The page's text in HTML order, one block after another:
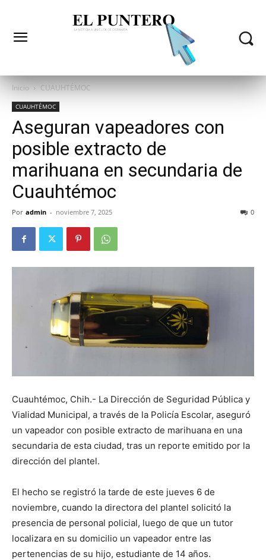
Inicio CUAUHTÉMOC
CUAUHTÉMOC
Aseguran vapeadores con
posible extracto de
marihuana en secundaria de
Cuauhtémoc
Por admin - noviembre 7, 2025 0
Cuauhtémoc, Chih.- La Dirección de Seguridad Pública y
Vialidad Municipal, a través de la Policía Escolar, aseguró
un vapeador con posible extracto de marihuana en una
secundaria de esta ciudad, tras un reporte emitido por la
dirección del plantel.
El hecho se registró la tarde de este jueves 6 de
noviembre, cuando la directora del plantel solicitó la
presencia de personal policial, luego de que un tutor
localizara en su domicilio un vapeador entre las
pertenencias de su hijo, estudiante de 14 años.